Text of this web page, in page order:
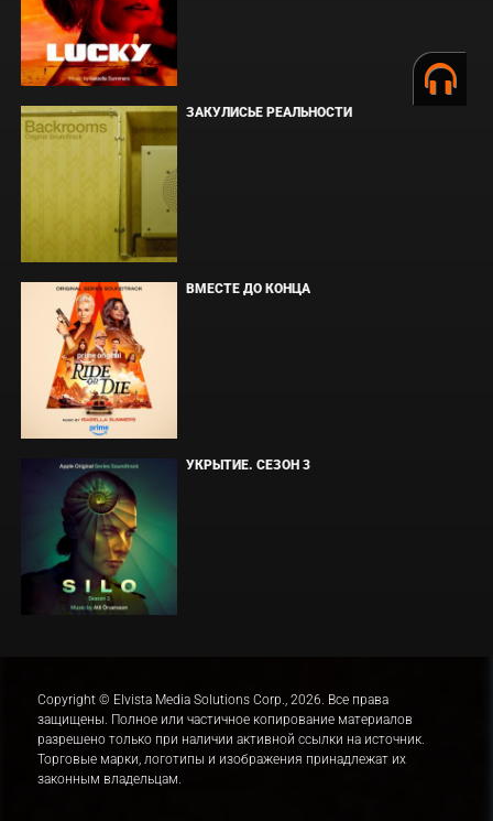
ЗАКУЛИСЬЕ РЕАЛЬНОСТИ
ВМЕСТЕ ДО КОНЦА
УКРЫТИЕ. СЕЗОН 3
Copyright © Elvista Media Solutions Corp., 2026. Все права
защищены. Полное или частичное копирование материалов
разрешено только при наличии активной ссылки на источник.
Торговые марки, логотипы и изображения принадлежат их
законным владельцам.